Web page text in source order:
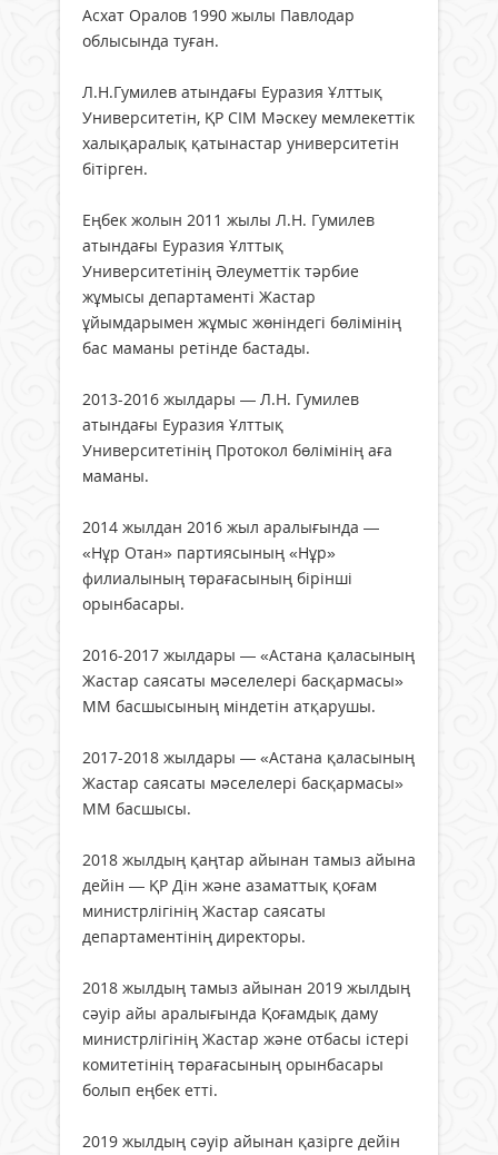
Асхат Оралов 1990 жылы Павлодар
облысында туған.
Л.Н.Гумилев атындағы Еуразия Ұлттық
Университетін, ҚР СІМ Мәскеу мемлекеттік
халықаралық қатынастар университетін
бітірген.
Еңбек жолын 2011 жылы Л.Н. Гумилев
атындағы Еуразия Ұлттық
Университетінің Әлеуметтік тәрбие
жұмысы департаменті Жастар
ұйымдарымен жұмыс жөніндегі бөлімінің
бас маманы ретінде бастады.
2013-2016 жылдары — Л.Н. Гумилев
атындағы Еуразия Ұлттық
Университетінің Протокол бөлімінің аға
маманы.
2014 жылдан 2016 жыл аралығында —
«Нұр Отан» партиясының «Нұр»
филиалының төрағасының бірінші
орынбасары.
2016-2017 жылдары — «Астана қаласының
Жастар саясаты мәселелері басқармасы»
ММ басшысының міндетін атқарушы.
2017-2018 жылдары — «Астана қаласының
Жастар саясаты мәселелері басқармасы»
ММ басшысы.
2018 жылдың қаңтар айынан тамыз айына
дейін — ҚР Дін және азаматтық қоғам
министрлігінің Жастар саясаты
департаментінің директоры.
2018 жылдың тамыз айынан 2019 жылдың
сәуір айы аралығында Қоғамдық даму
министрлігінің Жастар және отбасы істері
комитетінің төрағасының орынбасары
болып еңбек етті.
2019 жылдың сәуір айынан қазірге дейін